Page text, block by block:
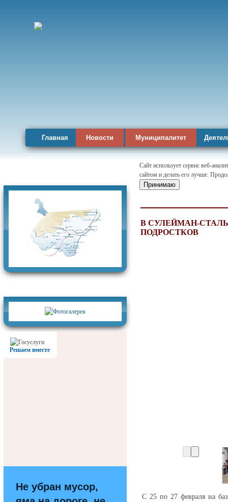
Главная Новости Муниципалитет
Решаем вместе
Не убран мусор,
Сайт использует сервис веб-
сайтом и делать его лучше.
Принимаю
В СУЛЕЙМАН-
ПОДРОСТКОВ
С 25 по 27 февраля на